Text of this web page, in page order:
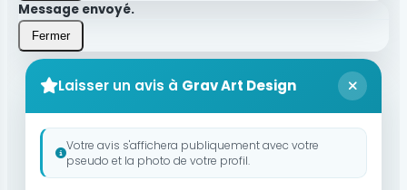
Message envoyé.
Fermer
Laisser un avis à Grav Art Design
Votre avis s'affichera publiquement avec votre
pseudo et la photo de votre profil.